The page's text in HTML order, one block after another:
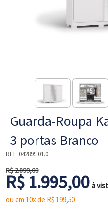
Guarda-Roupa
3 portas Branco
REF: 042899.01.0
R$ 2.899,00
R$ 1.995,00à
ou em 10x de R$ 199,50